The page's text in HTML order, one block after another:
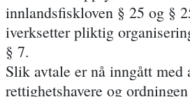
innlandsfiskloven § 25 og §
iverksetter pliktig
§ 7.
Slik avtale er nå inngått med
rettighetshavere og